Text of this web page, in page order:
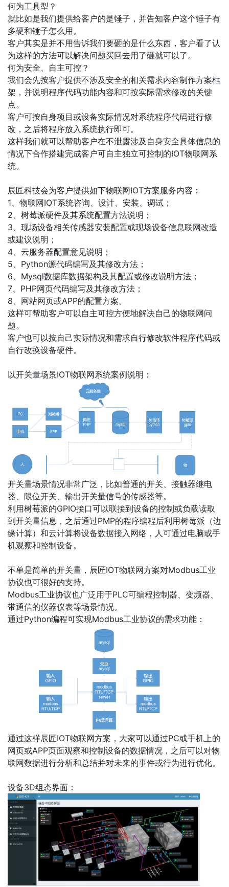
何为工具型？
就比如是我们提供给客户的是锤子，并告知客户这个锤子有
多硬和锤子怎么用。
客户其实是并不用告诉我们要砸的是什么东西，客户看了认
为这样的方法可以解决问题买回去用了砸就可以了。
何为安全、自主可控？
我们会先按客户提供不涉及安全的相关需求内容制作方案框
架，并说明程序代码功能内容和可按实际需求修改的关键
点。
客户可按自身项目或设备实际情况对系统程序代码进行修
改，之后将程序放入系统执行即可。
这样我们就可以帮助客户在不泄露涉及自身安全具体信息的
情况下合作搭建完成客户可自主独立可控制的IOT物联网系
统。
辰匠科技会为客户提供如下物联网IOT方案服务内容：
1、物联网IOT系统咨询、设计、安装、调试；
2、树莓派硬件及其系统配置方法说明；
3、现场设备相关传感器安装配置或现场设备信息联网改造
或建议说明；
4、云服务器配置意见说明；
5、Python源代码编写及其修改方法；
6、Mysql数据库数据架构及其配置或修改说明方法；
7、PHP网页代码编写及其修改方法；
8、网站网页或APP的配置方案。
这样可帮助客户可以自主可控方便地解决自己的物联网问
题。
客户也可以按自己实际情况和需求自行修改软件程序代码或
自行改换设备硬件。
以开关量场景IOT物联网系统案例说明：
开关量场景情况非常广泛，比如普通的开关、接触器继电
器、限位开关、输出开关量信号的传感器等。
利用树莓派的GPIO接口可以联接到设备的控制或负载读取
到开关量信息，之后通过PMP的程序编程后利用树莓派（边
缘计算）和云计算将设备数据接入网络​，人可通过电脑或手
机​观察和控制设备。
不单是简单的开关量，辰匠IOT物联网方案对Modbus工业
协议也可很好的支持。
Modbus工业协议也广泛用于PLC可编程控制器、变频器、
带通信的仪器仪表等场景情况。
通过Python编程可实现Modbus工业协议的需求功能：
通过这样辰匠IOT物联网方案，大家可以通过PC或手机上的
网页或APP页面观察和控制设备的数据情况，之后可以对物
联网数据进行分析和总结并对未来的事件或行为进行优化。
设备3D组态界面：